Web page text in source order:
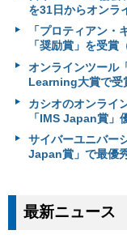
を31日からオンラ
「プロティアン
「奨励賞」を受賞
オンラインツール
Learning大賞で受
カシオのオンライ
「IMS Japan賞」
サイバーユニバー
Japan賞」で最優
最新ニュース